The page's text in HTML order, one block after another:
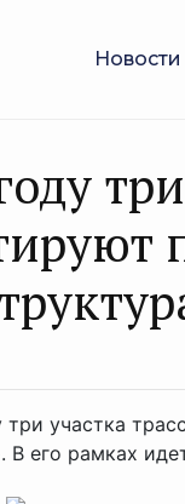
Новости
участка
его рамках